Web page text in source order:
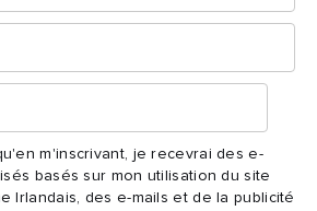
m'inscrivant, je recevrai des e-
basés sur mon utilisation du site
Irlandais, des e-mails et de la publicité